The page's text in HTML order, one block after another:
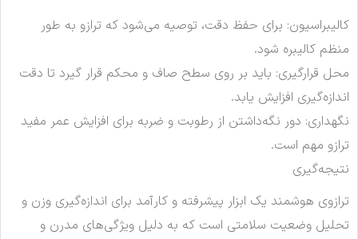
کالیبراسیون: برای حفظ دقت، توصیه می‌شود که ترازو به طور
منظم کالیبره شود.
محل قرارگیری: باید بر روی سطح صاف و محکم قرار گیرد تا دقت
اندازه‌گیری افزایش یابد.
نگهداری: دور نگه‌داشتن از رطوبت و ضربه برای افزایش عمر مفید
ترازو مهم است.
نتیجه‌گیری
ترازوی هوشمند یک ابزار پیشرفته و کارآمد برای اندازه‌گیری وزن و
تحلیل وضعیت سلامتی است که به دلیل ویژگی‌های مدرن و